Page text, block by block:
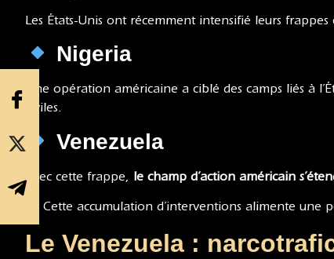
Les États-Unis ont récemment intensifié leurs
Nigeria
Une opération américaine a ciblé des camps liés à
civiles.
Venezuela
Avec cette frappe, le champ d’action américain
Cette accumulation d’interventions alimente une
Le Venezuela :